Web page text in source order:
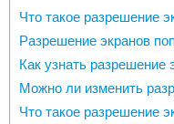
Что такое разрешение
Разрешение экранов
Как узнать разрешение
Можно ли изменить
Что такое разрешение